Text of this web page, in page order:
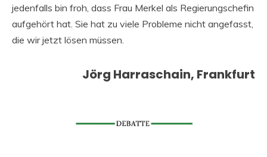
jedenfalls bin froh, dass Frau Merkel als Regierungschefin
aufgehört hat. Sie hat zu viele Probleme nicht angefasst,
die wir jetzt lösen müssen.
Jörg Harraschain, Frankfurt